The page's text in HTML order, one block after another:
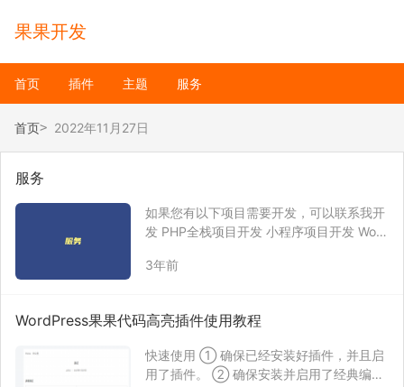
果果开发
首页 插件 主题 服务
首页 2022年11月27日
服务
如果您有以下项目需要开发，可以联系我开
发 PHP全栈项目开发 小程序项目开发 Word
制开发 其它PHP系统插件或主题定制开发
3年前
WordPress果果代码高亮插件使用教程
快速使用 ① 确保已经安装好插件，并且启
用了插件。 ② 确保安装并启用了经典编辑